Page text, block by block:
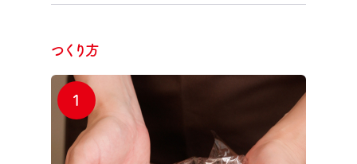
つくり方
1